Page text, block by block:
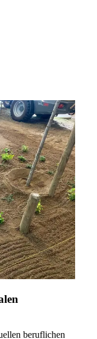
beruflichen